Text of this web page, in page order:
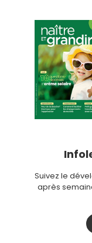
Suivez le
après